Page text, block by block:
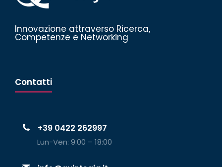
Innovazione attraverso Ricerca,
Competenze e Networking
Contatti
+39 0422 262997
Lun-Ven: 9:00 – 18:00